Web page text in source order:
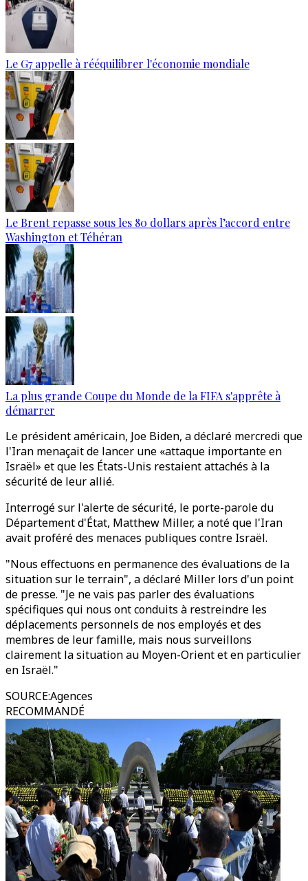
Le G7 appelle à rééquilibrer l'économie mondiale
Le Brent repasse sous les 80 dollars après l’accord entre
Washington et Téhéran
La plus grande Coupe du Monde de la FIFA s'apprête à
démarrer
Le président américain, Joe Biden, a déclaré mercredi que
l'Iran menaçait de lancer une «attaque importante en
Israël» et que les États-Unis restaient attachés à la
sécurité de leur allié.
Interrogé sur l'alerte de sécurité, le porte-parole du
Département d'État, Matthew Miller, a noté que l'Iran
avait proféré des menaces publiques contre Israël.
"Nous effectuons en permanence des évaluations de la
situation sur le terrain", a déclaré Miller lors d'un point
de presse. "Je ne vais pas parler des évaluations
spécifiques qui nous ont conduits à restreindre les
déplacements personnels de nos employés et des
membres de leur famille, mais nous surveillons
clairement la situation au Moyen-Orient et en particulier
en Israël."
SOURCE:Agences
RECOMMANDÉ